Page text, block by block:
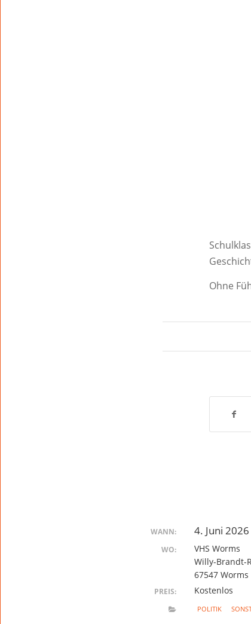
Ohne
WANN: 4. Juni
WO:
VHS Worms
Willy-Brandt-
67547 Worms
PREIS: Kostenlos
POLITIK